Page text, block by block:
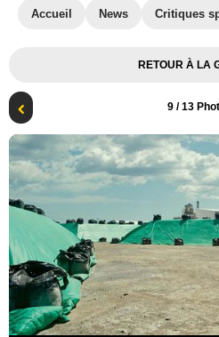
Accueil News Critiques
RETOUR À LA
9/ 13